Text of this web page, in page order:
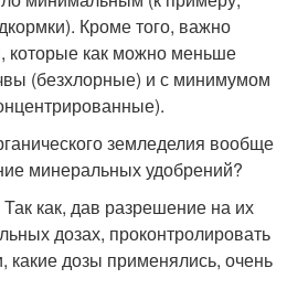
Кроме того, важно
которые как можно меньше
(безхлорные) и с минимумом
земледелия вообще
минеральных удобрений?
как, дав разрешение на их
дозах, проконтролировать
какие дозы применялись, очень